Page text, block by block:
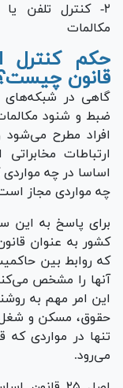
۲- کنترل تلفن
مکالمات
حکم کنترل
قانون
گاهی در شبکه‌های
ضبط و شنود
افراد مطرح
ارتباطات
اساسا در چه مواردی
چه مواردی مجاز
برای پاسخ به این
کشور به عنوان
که روابط بین
آنها را مشخص
این امر مهم به
حقوق، مسکن و
تنها در مواردی
می‌رود.